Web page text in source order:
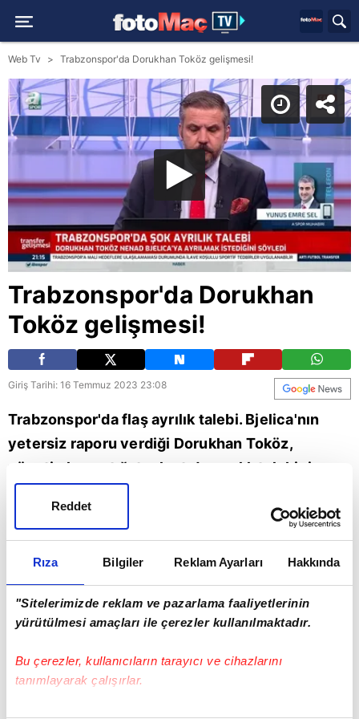
Rıza Bilgiler Reklam Ayarları Hakkında
"Sitelerimizde reklam ve pazarlama faaliyetlerinin
yürütülmesi amaçları ile çerezler kullanılmaktadır.
Bu çerezler, kullanıcıların tarayıcı ve cihazlarını
tanımlayarak çalışırlar.
Reddet
Web Tv Trabzonspor'da Dorukhan Toköz gelişmesi!
Trabzonspor'da Dorukhan
Toköz gelişmesi!
Giriş Tarihi: 16 Temmuz 2023 23:08
Trabzonspor'da flaş ayrılık talebi. Bjelica'nın
yetersiz raporu verdiği Dorukhan Toköz,
yönetimle yaptığı toplantıda ayrılık talebini
iletti. Detayları A Spor muhabiri Yunus Emre Sel
aktardı.
Spor Trabzonspor